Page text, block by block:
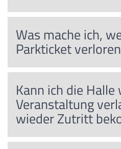
Was mache ich,
Parkticket
Kann ich die
Veranstaltung
wieder Zutritt